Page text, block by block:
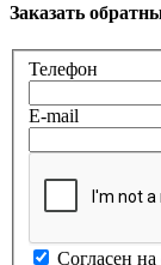
Заказать
Телефон
E-mail
Согласен на